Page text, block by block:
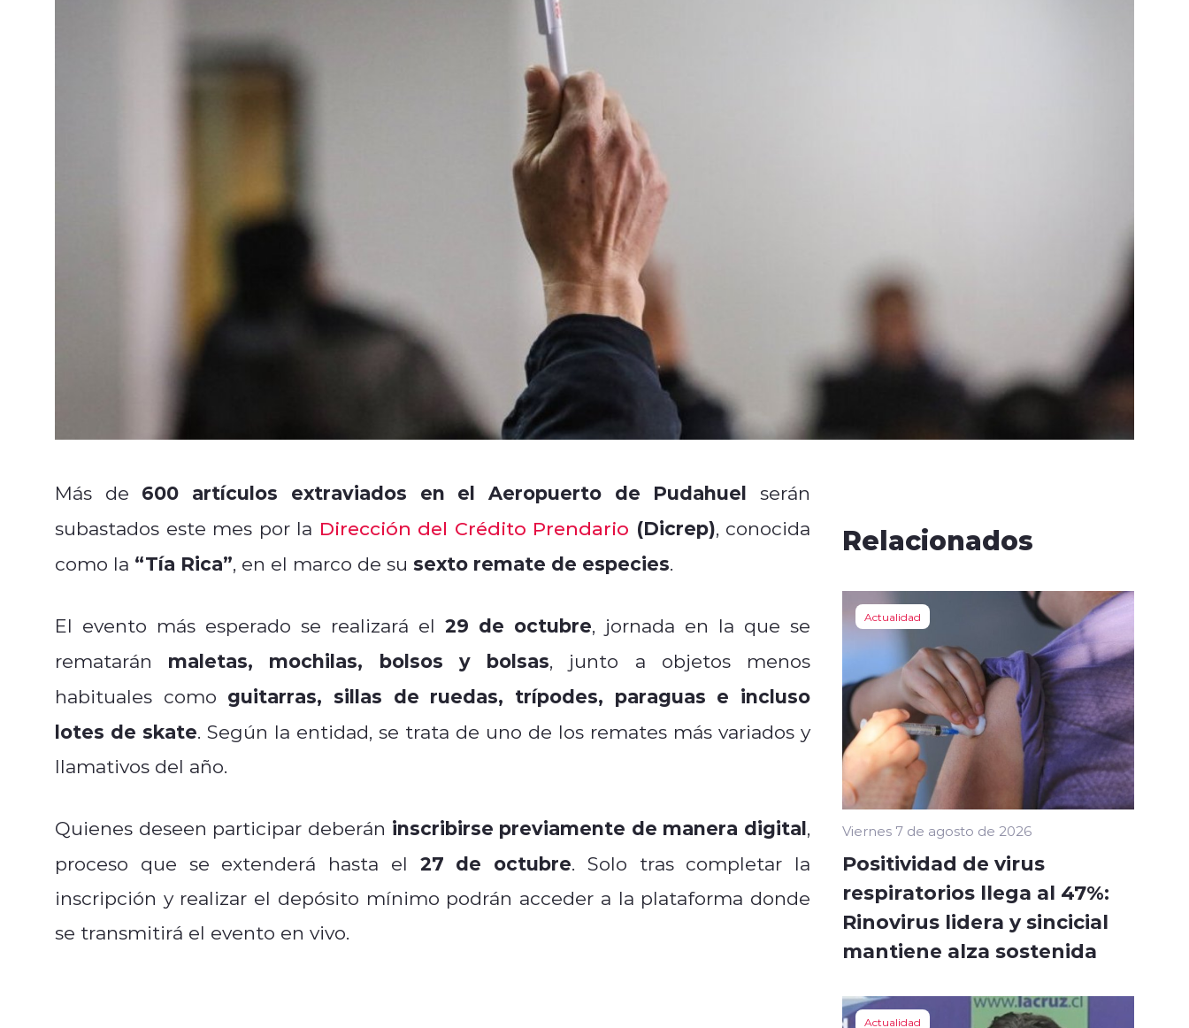
Más de 600 artículos extraviados en el Aeropuerto de Pudahuel serán
subastados este mes por la Dirección del Crédito Prendario (Dicrep), conocida
como la “Tía Rica”, en el marco de su sexto remate de especies.
El evento más esperado se realizará el 29 de octubre, jornada en la que se
rematarán maletas, mochilas, bolsos y bolsas, junto a objetos menos
habituales como guitarras, sillas de ruedas, trípodes, paraguas e incluso
lotes de skate. Según la entidad, se trata de uno de los remates más variados y
llamativos del año.
Quienes deseen participar deberán inscribirse previamente de manera digital,
proceso que se extenderá hasta el 27 de octubre. Solo tras completar la
inscripción y realizar el depósito mínimo podrán acceder a la plataforma donde
se transmitirá el evento en vivo.
Relacionados
Actualidad
Viernes 7 de agosto de 2026
Positividad de virus
respiratorios llega al 47%:
Rinovirus lidera y sincicial
mantiene alza sostenida
Actualidad